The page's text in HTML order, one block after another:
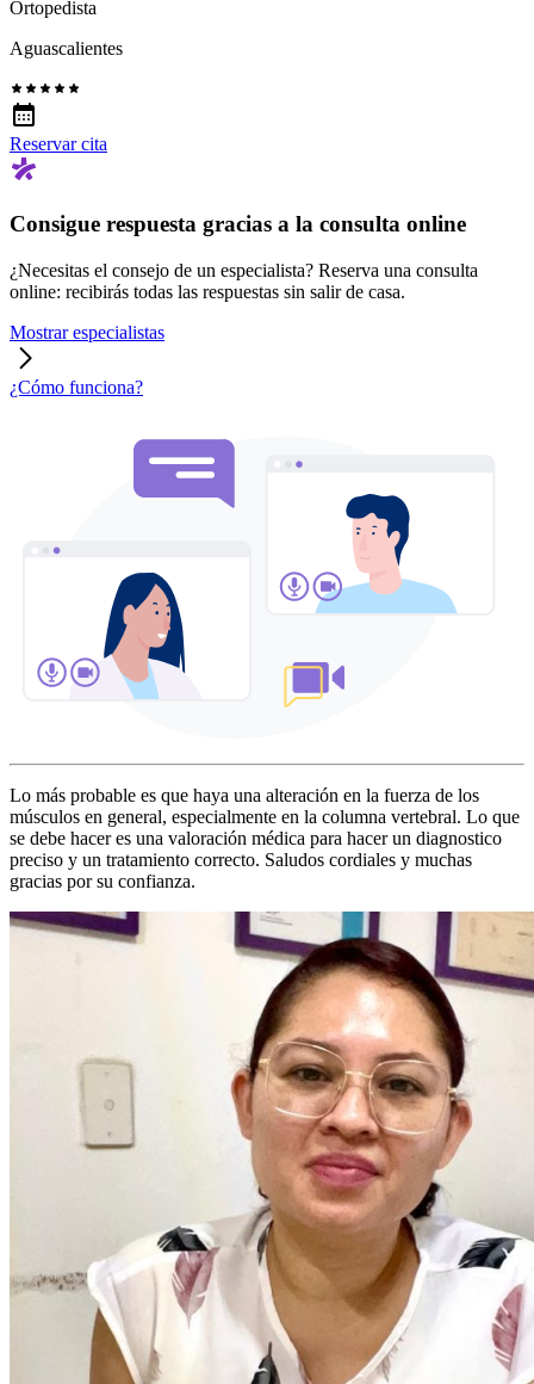
Ortopedista
Aguascalientes
Reservar cita
Consigue respuesta gracias a la consulta online
¿Necesitas el consejo de un especialista? Reserva una consulta
online: recibirás todas las respuestas sin salir de casa.
Mostrar especialistas
¿Cómo funciona?
Lo más probable es que haya una alteración en la fuerza de los
músculos en general, especialmente en la columna vertebral. Lo que
se debe hacer es una valoración médica para hacer un diagnostico
preciso y un tratamiento correcto. Saludos cordiales y muchas
gracias por su confianza.